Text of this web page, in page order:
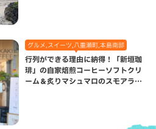
グルメ,スイーツ,八重瀬町,本島南部
行列ができる理由に納得！「新垣珈
琲」の自家焙煎コーヒーソフトクリ
ーム＆炙りマシュマロのスモアラテ